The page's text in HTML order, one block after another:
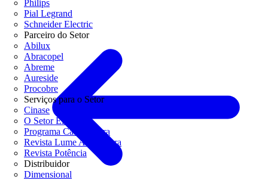
Philips
Pial Legrand
Schneider Electric
Parceiro do Setor
Abilux
Abracopel
Abreme
Aureside
Procobre
Serviços para o Setor
Cinase
O Setor Elétrico
Programa Casa Segura
Revista Lume Arquitetura
Revista Potência
Distribuidor
Dimensional